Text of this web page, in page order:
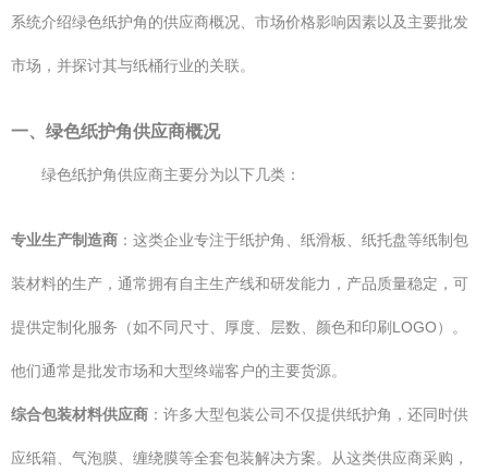
系统介绍绿色纸护角的供应商概况、市场价格影响因素以及主要批发
市场，并探讨其与纸桶行业的关联。
一、绿色纸护角供应商概况
绿色纸护角供应商主要分为以下几类：
专业生产制造商 ：这类企业专注于纸护角、纸滑板、纸托盘等纸制包
装材料的生产，通常拥有自主生产线和研发能力，产品质量稳定，可
提供定制化服务（如不同尺寸、厚度、层数、颜色和印刷LOGO）。
他们通常是批发市场和大型终端客户的主要货源。
综合包装材料供应商 ：许多大型包装公司不仅提供纸护角，还同时供
应纸箱、气泡膜、缠绕膜等全套包装解决方案。从这类供应商采购，